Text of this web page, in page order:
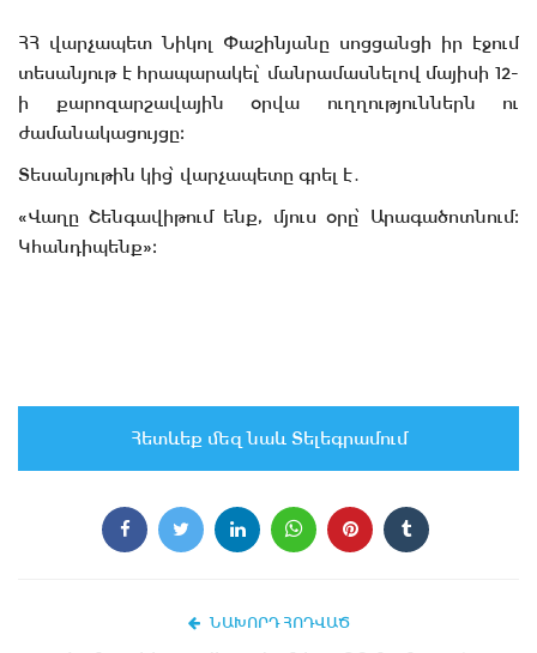
ՀՀ վարչապետ Նիկոլ Փաշինյանը սոցցանցի իր էջում
տեսանյութ է հրապարակել՝ մանրամասնելով մայիսի 12-
ի քարոզարշավային օրվա ուղղություններն ու
ժամանակացույցը։
Տեսանյութին կից՝ վարչապետը գրել է․
«Վաղը Շենգավիթում ենք, մյուս օրը՝ Արագածոտնում։
Կհանդիպենք»։
Հետևեք մեզ նաև Տելեգրամում
ՆԱԽՈՐԴ ՀՈԴՎԱԾ